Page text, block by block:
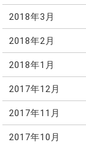
2018年3月
2018年2月
2018年1月
2017年12月
2017年11月
2017年10月